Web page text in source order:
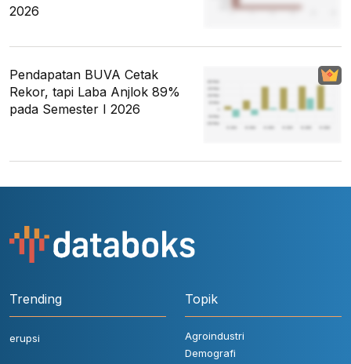
2026
Pendapatan BUVA Cetak
Rekor, tapi Laba Anjlok 89%
pada Semester I 2026
Trending
erupsi
Topik
Agroindustri
Demografi